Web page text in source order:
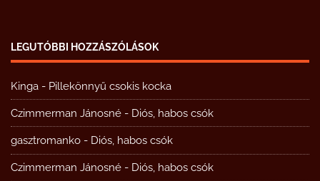
LEGUTÓBBI HOZZÁSZÓLÁSOK
Kinga - Pillekönnyű csokis kocka
Czimmerman Jánosné - Diós, habos csók
gasztromanko - Diós, habos csók
Czimmerman Jánosné - Diós, habos csók